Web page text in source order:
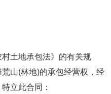
土地承包法》的有关规
山(林地)的承包经营权，经
立此合同：